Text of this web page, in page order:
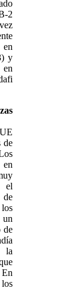
2
y
en
de
el
de
la